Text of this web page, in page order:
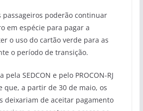
passageiros poderão continuar
em espécie para pagar a
o uso do cartão verde para as
o período de transição.
SEDCON e pelo PROCON-RJ
que, a partir de 30 de maio, os
deixariam de aceitar pagamento